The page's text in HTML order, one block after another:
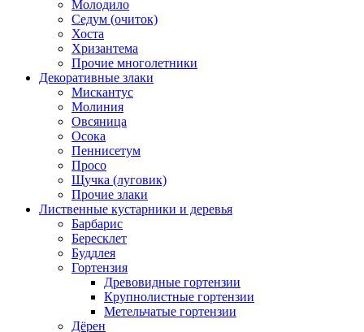
Молодило
Седум (очиток)
Хоста
Хризантема
Прочие многолетники
Декоративные злаки
Мискантус
Молиния
Овсяница
Осока
Пеннисетум
Просо
Щучка (луговик)
Прочие злаки
Лиственные кустарники и деревья
Барбарис
Бересклет
Буддлея
Гортензия
Древовидные гортензии
Крупнолистные гортензии
Метельчатые гортензии
Дёрен